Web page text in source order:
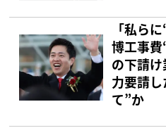
「私ら
博工事
の下請
力要請
て”か